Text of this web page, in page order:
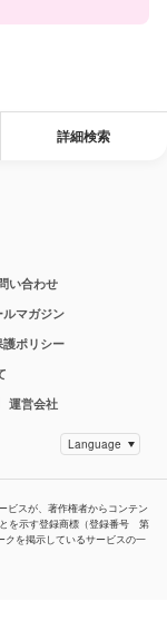
詳細検索
い合わせ
ルマガジン
ポリシー
運営会社
ビスが、著作権者からコンテン
を示す登録商標（登録番号 第
を掲示しているサービスの一